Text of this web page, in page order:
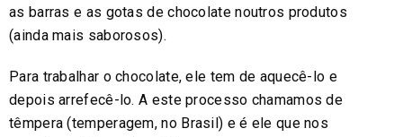
as barras e as gotas de chocolate noutros produtos
(ainda mais saborosos).
Para trabalhar o chocolate, ele tem de aquecê-lo e
depois arrefecê-lo. A este processo chamamos de
têmpera (temperagem, no Brasil) e é ele que nos